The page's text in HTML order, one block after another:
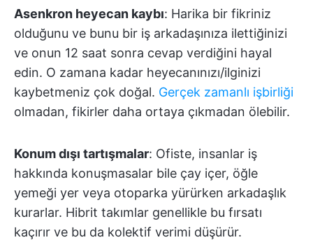
Asenkron heyecan kaybı: Harika bir fikriniz
olduğunu ve bunu bir iş arkadaşınıza ilettiğinizi
ve onun 12 saat sonra cevap verdiğini hayal
edin. O zamana kadar heyecanınızı/ilginizi
kaybetmeniz çok doğal. Gerçek zamanlı işbirliği
olmadan, fikirler daha ortaya çıkmadan ölebilir.
Konum dışı tartışmalar: Ofiste, insanlar iş
hakkında konuşmasalar bile çay içer, öğle
yemeği yer veya otoparka yürürken arkadaşlık
kurarlar. Hibrit takımlar genellikle bu fırsatı
kaçırır ve bu da kolektif verimi düşürür.